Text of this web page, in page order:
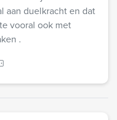
aan duelkracht en dat
vooral ook met
.